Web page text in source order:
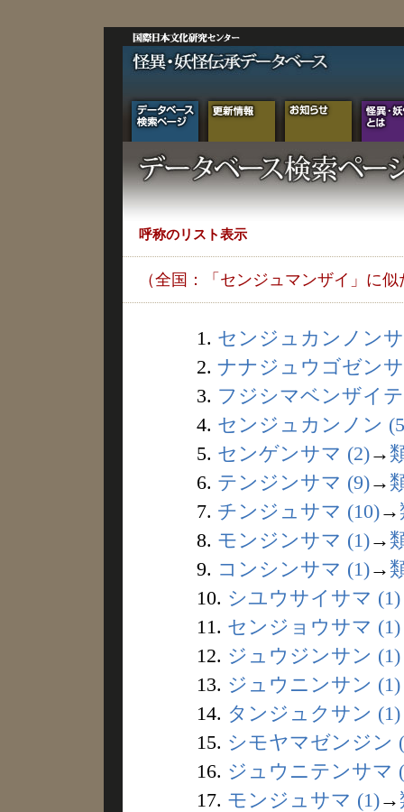
呼称のリスト表示
（全国：「センジュマンザイ」に
1. センジュカンノン
2. ナナジュウゴゼン
3. フジシマベンザイ
4. センジュカンノン
5. センゲンサマ (2)→
6. テンジンサマ (9)→
7. チンジュサマ (10)→
8. モンジンサマ (1)→
9. コンシンサマ (1)→
10. シユウサイサマ (1)
11. センジョウサマ (1)
12. ジュウジンサン (1)
13. ジュウニンサン (1)
14. タンジュクサン (1)
15. シモヤマゼンジン
16. ジュウニテンサマ
17. モンジュサマ (1)→